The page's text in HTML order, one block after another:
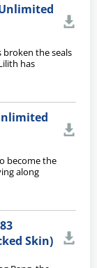
broken the seals
has
become the
along
Skin)